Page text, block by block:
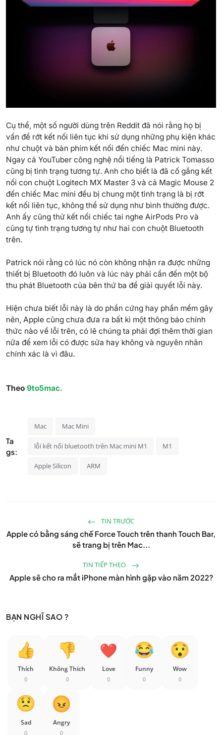
Cụ thể, một số người dùng trên Reddit đã nói rằng họ bị
vấn đề rớt kết nối liên tục khi sử dụng những phụ kiện khác
như chuột và bàn phím kết nối đến chiếc Mac mini này.
Ngay cả YouTuber công nghệ nổi tiếng là Patrick Tomasso
cũng bị tình trạng tương tự. Anh cho biết là đã cố gắng kết
nối con chuột Logitech MX Master 3 và cả Magic Mouse 2
đến chiếc Mac mini đều bị chung một tình trạng là bị rớt
kết nối liên tục, không thể sử dụng như bình thường được.
Anh ấy cũng thử kết nối chiếc tai nghe AirPods Pro và
cũng tự tình trạng tương tự như hai con chuột Bluetooth
trên.
Patrick nói rằng có lúc nó còn không nhận ra được những
thiết bị Bluetooth đó luôn và lúc này phải cần đến một bộ
thu phát Bluetooth của bên thứ ba để giải quyết lỗi này.
Hiện chưa biết lỗi này là do phần cứng hay phần mềm gây
nên, Apple cũng chưa đưa ra bất kì một thông báo chính
thức nào về lỗi trên, có lẽ chúng ta phải đợi thêm thời gian
nữa để xem lỗi có được sửa hay không và nguyên nhân
chính xác là vì đâu.
Theo 9to5mac.
Ta
gs:
Mac Mac Mini
lỗi kết nối bluetooth trên Mac mini M1 M1
Apple Silicon ARM
TIN TRƯỚC
Apple có bằng sáng chế Force Touch trên thanh Touch Bar,
sẽ trang bị trên Mac...
TIN TIẾP THEO
Apple sẽ cho ra mắt iPhone màn hình gập vào năm 2022?
BẠN NGHĨ SAO ?
Thích
0
Không Thích
0
Love
0
Funny
0
Wow
0
Sad
0
Angry
0